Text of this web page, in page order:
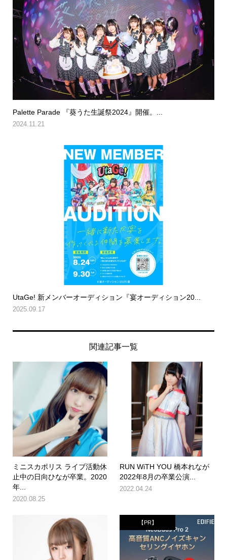
Palette Parade 『葵うた生誕祭2024』開催。...
2024.11.21
UtaGe! 新メンバーオーディション『宴オーディション20...
2025.09.17
関連記事一覧
ミニスカポリス ライブ活動休
止中の日向ひなが卒業。2020
年...
2020.08.25
RUN WiTH YOU 橋本れなが
2022年8月の卒業公演...
2022.04.24
【PR】